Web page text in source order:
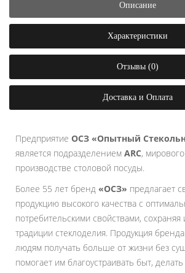
Описание
Характеристики
Отзывы (0)
Доставка и Оплата
Предприятие ОСЗ «Опытный
является подразделением ARC,
производстве столовой посуды.
Более 55 лет бренд «ОСЗ» предлагает
продукцию высокого качества с
потребительскими свойствами,
традиции стеклоделия. Продукция
людям получать больше от жизни без
помогает им благоустраивать быт,